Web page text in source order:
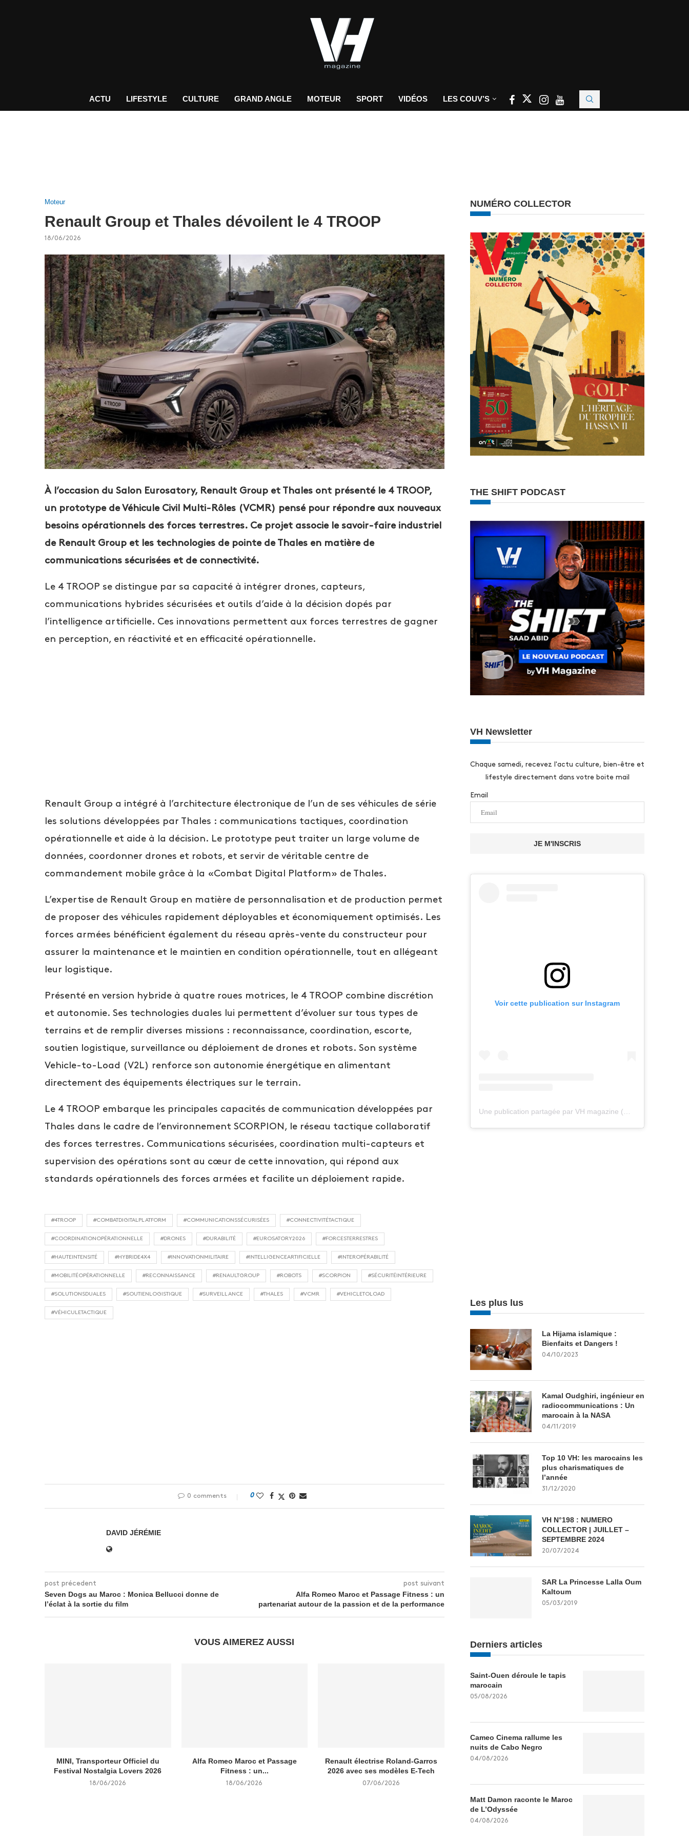
ACTU LIFESTYLE CULTURE GRAND ANGLE MOTEUR SPORT VIDÉOS LES COUV’S
Moteur
Renault Group et Thales dévoilent le 4 TROOP
18/06/2026
À l’occasion du Salon Eurosatory, Renault Group et Thales ont présenté le 4 TROOP,
un prototype de Véhicule Civil Multi-Rôles (VCMR) pensé pour répondre aux nouveaux
besoins opérationnels des forces terrestres. Ce projet associe le savoir-faire industriel
de Renault Group et les technologies de pointe de Thales en matière de
communications sécurisées et de connectivité.
Le 4 TROOP se distingue par sa capacité à intégrer drones, capteurs,
communications hybrides sécurisées et outils d’aide à la décision dopés par
l’intelligence artificielle. Ces innovations permettent aux forces terrestres de gagner
en perception, en réactivité et en efficacité opérationnelle.
Renault Group a intégré à l’architecture électronique de l’un de ses véhicules de série
les solutions développées par Thales : communications tactiques, coordination
opérationnelle et aide à la décision. Le prototype peut traiter un large volume de
données, coordonner drones et robots, et servir de véritable centre de
commandement mobile grâce à la «Combat Digital Platform» de Thales.
L’expertise de Renault Group en matière de personnalisation et de production permet
de proposer des véhicules rapidement déployables et économiquement optimisés. Les
forces armées bénéficient également du réseau après-vente du constructeur pour
assurer la maintenance et le maintien en condition opérationnelle, tout en allégeant
leur logistique.
Présenté en version hybride à quatre roues motrices, le 4 TROOP combine discrétion
et autonomie. Ses technologies duales lui permettent d’évoluer sur tous types de
terrains et de remplir diverses missions : reconnaissance, coordination, escorte,
soutien logistique, surveillance ou déploiement de drones et robots. Son système
Vehicle-to-Load (V2L) renforce son autonomie énergétique en alimentant
directement des équipements électriques sur le terrain.
Le 4 TROOP embarque les principales capacités de communication développées par
Thales dans le cadre de l’environnement SCORPION, le réseau tactique collaboratif
des forces terrestres. Communications sécurisées, coordination multi-capteurs et
supervision des opérations sont au cœur de cette innovation, qui répond aux
standards opérationnels des forces armées et facilite un déploiement rapide.
#4TROOP #COMBATDIGITALPLATFORM #COMMUNICATIONSSÉCURISÉES #CONNECTIVITÉTACTIQUE
#COORDINATIONOPÉRATIONNELLE #DRONES #DURABILITÉ #EUROSATORY2026 #FORCESTERRESTRES
#HAUTEINTENSITÉ #HYBRIDE4X4 #INNOVATIONMILITAIRE #INTELLIGENCEARTIFICIELLE #INTEROPÉRABILITÉ
#MOBILITÉOPÉRATIONNELLE #RECONNAISSANCE #RENAULTGROUP #ROBOTS #SCORPION #SÉCURITÉINTÉRIEURE
#SOLUTIONSDUALES #SOUTIENLOGISTIQUE #SURVEILLANCE #THALES #VCMR #VEHICLETOLOAD
#VÉHICULETACTIQUE
0 comments 0
DAVID JÉRÉMIE
post précedent
Seven Dogs au Maroc : Monica Bellucci donne de
l’éclat à la sortie du film
post suivant
Alfa Romeo Maroc et Passage Fitness : un
partenariat autour de la passion et de la performance
VOUS AIMEREZ AUSSI
MINI, Transporteur Officiel du
Festival Nostalgia Lovers 2026
18/06/2026
Alfa Romeo Maroc et Passage
Fitness : un...
18/06/2026
Renault électrise Roland‑Garros
2026 avec ses modèles E‑Tech
07/06/2026
NUMÉRO COLLECTOR
THE SHIFT PODCAST
VH Newsletter
Chaque samedi, recevez l'actu culture, bien-être et
lifestyle directement dans votre boite mail
Email
JE M'INSCRIS
Voir cette publication sur Instagram
Les plus lus
La Hijama islamique :
Bienfaits et Dangers !
04/10/2023
Kamal Oudghiri, ingénieur en
radiocommunications : Un
marocain à la NASA
04/11/2019
Top 10 VH: les marocains les
plus charismatiques de
l’année
31/12/2020
VH N°198 : NUMERO
COLLECTOR | JUILLET –
SEPTEMBRE 2024
20/07/2024
SAR La Princesse Lalla Oum
Kaltoum
05/03/2019
Derniers articles
Saint-Ouen déroule le tapis
marocain
05/08/2026
Cameo Cinema rallume les
nuits de Cabo Negro
04/08/2026
Matt Damon raconte le Maroc
de L’Odyssée
04/08/2026